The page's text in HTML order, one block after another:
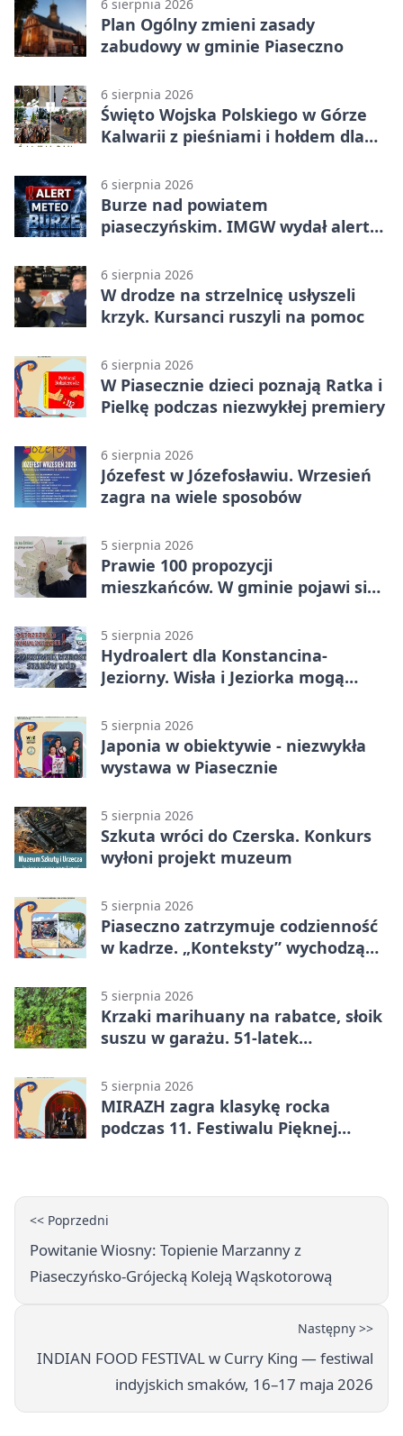
6 sierpnia 2026
Plan Ogólny zmieni zasady
zabudowy w gminie Piaseczno
6 sierpnia 2026
Święto Wojska Polskiego w Górze
Kalwarii z pieśniami i hołdem dla
6 sierpnia 2026
Burze nad powiatem
piaseczyńskim. IMGW wydał alert
6 sierpnia 2026
W drodze na strzelnicę usłyszeli
krzyk. Kursanci ruszyli na pomoc
6 sierpnia 2026
W Piasecznie dzieci poznają Ratka i
Pielkę podczas niezwykłej premiery
6 sierpnia 2026
Józefest w Józefosławiu. Wrzesień
zagra na wiele sposobów
5 sierpnia 2026
Prawie 100 propozycji
mieszkańców. W gminie pojawi się
5 sierpnia 2026
Hydroalert dla Konstancina-
Jeziorny. Wisła i Jeziorka mogą
5 sierpnia 2026
Japonia w obiektywie - niezwykła
wystawa w Piasecznie
5 sierpnia 2026
Szkuta wróci do Czerska. Konkurs
wyłoni projekt muzeum
5 sierpnia 2026
Piaseczno zatrzymuje codzienność
w kadrze. „Konteksty” wychodzą
5 sierpnia 2026
Krzaki marihuany na rabatce, słoik
suszu w garażu. 51-latek
5 sierpnia 2026
MIRAZH zagra klasykę rocka
podczas 11. Festiwalu Pięknej
<< Poprzedni
Powitanie Wiosny: Topienie Marzanny z
Piaseczyńsko‑Grójecką Koleją Wąskotorową
Następny >>
INDIAN FOOD FESTIVAL w Curry King — festiwal
indyjskich smaków, 16–17 maja 2026